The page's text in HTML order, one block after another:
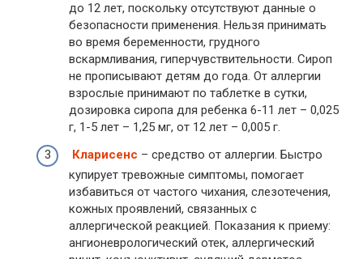
до 12 лет, поскольку отсутствуют данные о
безопасности применения. Нельзя принимать
во время беременности, грудного
вскармливания, гиперчувствительности. Сироп
не прописывают детям до года. От аллергии
взрослые принимают по таблетке в сутки,
дозировка сиропа для ребенка 6-11 лет – 0,025
г, 1-5 лет – 1,25 мг, от 12 лет – 0,005 г.
Кларисенс – средство от аллергии. Быстро
купирует тревожные симптомы, помогает
избавиться от частого чихания, слезотечения,
кожных проявлений, связанных с
аллергической реакцией. Показания к приему:
ангионеврологический отек, аллергический